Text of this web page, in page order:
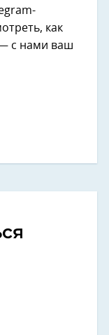
как
— с нами ваш